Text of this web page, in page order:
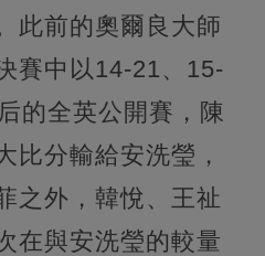
此前的奧爾良大師
賽中以14-21、15-
的全英公開賽，陳
比分輸給安洗瑩，
之外，韓悅、王祉
在與安洗瑩的較量